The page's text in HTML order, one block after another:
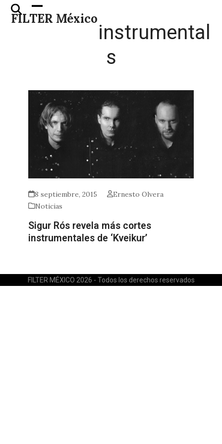
Skip
FILTER México
Open
mobile
Close
mobile
instrumental
s
8 septiembre, 2015
Ernesto Olvera
Noticias
Sigur Rós revela más cortes
instrumentales de ‘Kveikur’
FILTER MÉXICO 2026 - Todos los derechos reservados